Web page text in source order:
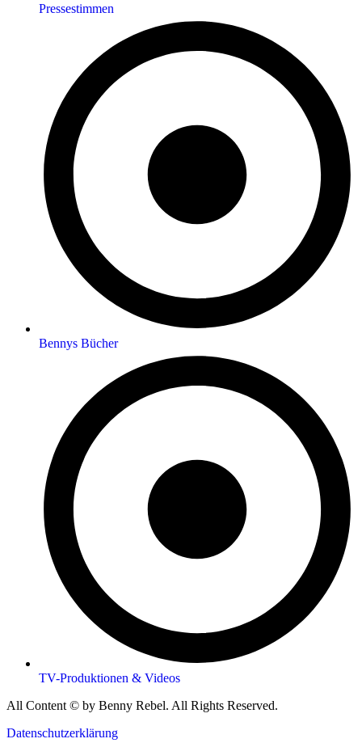
Pressestimmen
Bennys Bücher
TV-Produktionen & Videos
All Content © by Benny Rebel. All Rights Reserved.
Datenschutzerklärung